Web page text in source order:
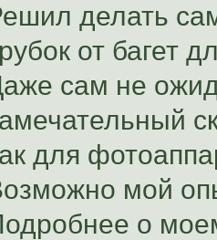
делать
от багет
сам не
для
мой
о